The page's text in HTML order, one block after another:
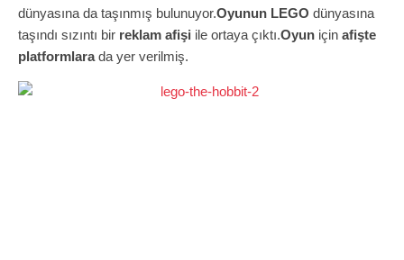
dünyasına da taşınmış bulunuyor.Oyunun LEGO dünyasına
taşındı sızıntı bir reklam afişi ile ortaya çıktı.Oyun için afişte
platformlarada yer verilmiş.